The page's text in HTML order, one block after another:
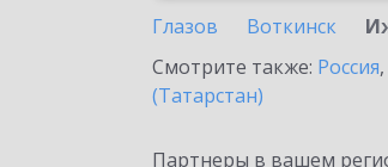
Глазов
Воткинск
Смотрите также: Россия,
(Татарстан)
Партнеры в вашем